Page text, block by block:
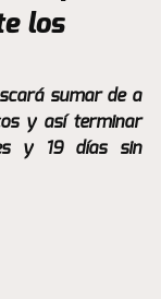
los
sumar de a
y así terminar
y 19 días sin